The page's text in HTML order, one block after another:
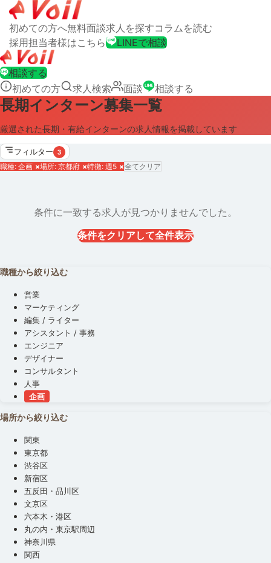
初めての方へ無料面談求人を探すコラムを読む
採用担当者様はこちら
LINEで相談
相談する
初めての方
求人検索 面談 相談する
長期インターン募集一覧
厳選された長期・有給インターンの求人情報を掲載しています
フィルター 3
職種: 企画 ×場所: 京都府 ×特徴: 週5 ×全てクリア
条件に一致する求人が見つかりませんでした。
条件をクリアして全件表示
職種から絞り込む
営業
マーケティング
編集 / ライター
アシスタント / 事務
エンジニア
デザイナー
コンサルタント
人事
企画
場所から絞り込む
関東
東京都
渋谷区
新宿区
五反田・品川区
文京区
六本木・港区
丸の内・東京駅周辺
神奈川県
関西